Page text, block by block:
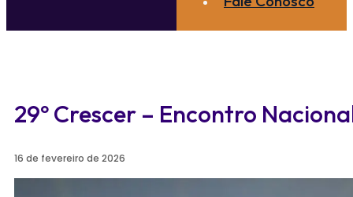
29º Crescer – Encontro
16 de fevereiro de 2026